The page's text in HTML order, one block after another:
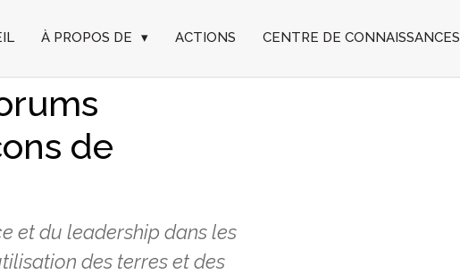
À PROPOS DE ▾ ACTIONS CENTRE DE CONNAISSANCES
et
de
et du leadership dans les
des terres et des